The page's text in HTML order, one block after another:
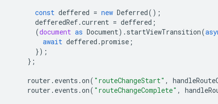
const deffered = new Deferred();
defferedRef.current = deffered ;
(document as Document). startViewTransition(
await deffered .promise ;
});
};
router . events .on( "routeChangeStart" ,
router . events .on( "routeChangeComplete" ,